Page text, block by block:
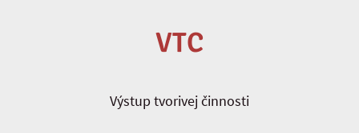
VTC
Výstup tvorivej činnosti